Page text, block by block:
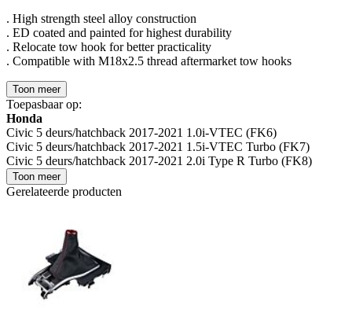
. High strength steel alloy construction
. ED coated and painted for highest durability
. Relocate tow hook for better practicality
. Compatible with M18x2.5 thread aftermarket tow hooks
Toon meer
Toepasbaar op:
Honda
Civic 5 deurs/hatchback 2017-2021 1.0i-VTEC (FK6)
Civic 5 deurs/hatchback 2017-2021 1.5i-VTEC Turbo (FK7)
Civic 5 deurs/hatchback 2017-2021 2.0i Type R Turbo (FK8)
Toon meer
Gerelateerde producten